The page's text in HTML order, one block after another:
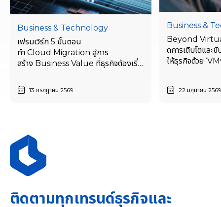
Business & Technology
เฟรมเวิร์ก 5 ขั้นตอน
ทำ Cloud Migration สู่การ
สร้าง Business Value ที่ธุรกิจต้องเริ่ม
13 กรกฎาคม 2569
Business &
Beyond
ดการเติบโตและ
ให้ธุรกิจด้วย
22 มิถุนายน 2569
ติดตามทุกเทรนด์ธุรกิจและ